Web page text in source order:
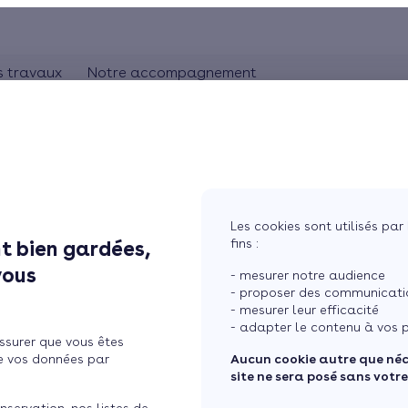
bien gardées,
que vous êtes
vos données par
Les cookies sont utilisés
fins :
- mesurer notre audience
- proposer des
- mesurer leur efficacité
- adapter le contenu à vos
Aucun cookie autre que
site ne sera posé sans
travaux
Chauffage au bois
Chauffage solaire
Thermostat connecté
Notre accompagnement
pour les